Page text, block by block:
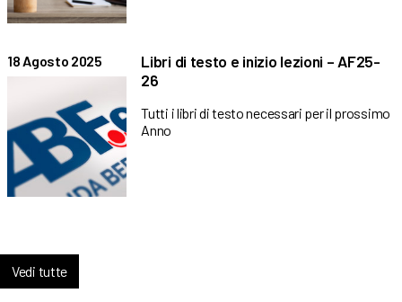
18 Agosto 2025
Libri di testo e inizio lezioni – AF25-
26
Tutti i libri di testo necessari per il prossimo
Anno
Vedi tutte